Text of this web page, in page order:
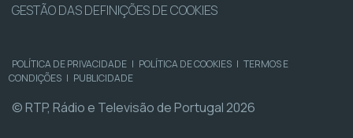
GESTÃO DAS DEFINIÇÕES DE COOKIES
POLÍTICA DE PRIVACIDADE | POLÍTICA DE COOKIES | TERMOS E
CONDIÇÕES | PUBLICIDADE
© RTP, Rádio e Televisão de Portugal 2026